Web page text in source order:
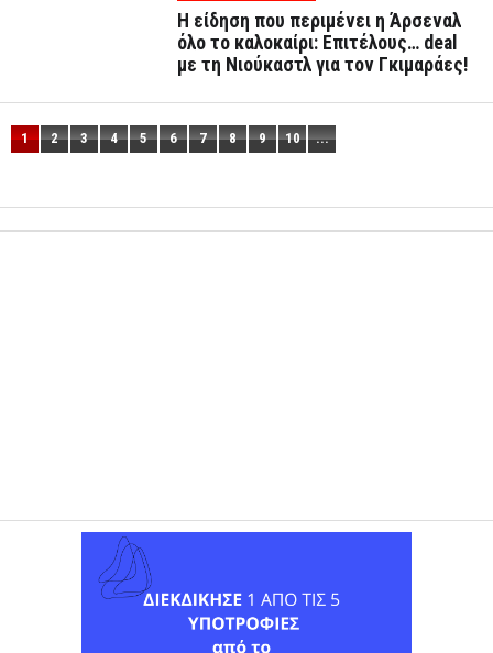
Η είδηση που περιμένει η Άρσεναλ
όλο το καλοκαίρι: Επιτέλους… deal
με τη Νιούκαστλ για τον Γκιμαράες!
1 2 3 4 5 6 7 8 9 10 ...